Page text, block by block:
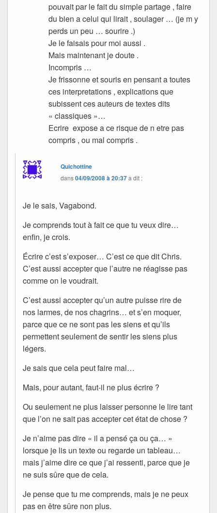
pouvait par le fait du simple partage , faire
du bien a celui qui lirait , soulager … (je m y
perds un peu … sourire .)
Je le faisais pour moi aussi .
Mais maintenant je doute .
Incompris …
Je frissonne et souris en pensant a toutes
ces interpretations , explications que
subissent ces auteurs de textes dits
« classiques »…
Ecrire expose a ce risque de n etre pas
compris , ou mal compris .
Quichottine
dans04/09/2008 à 20:37a dit :
Je le sais, Vagabond.
Je comprends tout à fait ce que tu veux dire…
enfin, je crois.
Écrire c’est s’exposer… C’est ce que dit Chris.
C’est aussi accepter que l’autre ne réagisse pas
comme on le voudrait.
C’est aussi accepter qu’un autre puisse rire de
nos larmes, de nos chagrins… et s’en moquer,
parce que ce ne sont pas les siens et qu’ils
permettent seulement de sentir les siens plus
légers.
Je sais que cela peut faire mal…
Mais, pour autant, faut-il ne plus écrire ?
Ou seulement ne plus laisser personne le lire tant
que l’on ne sait pas accepter cet état de chose ?
Je n’aime pas dire « il a pensé ça ou ça… »
lorsque je lis un texte ou regarde un tableau…
mais j’aime dire ce que j’ai ressenti, parce que je
ne suis sûre que de cela.
Je pense que tu me comprends, mais je ne peux
pas en être sûre non plus.